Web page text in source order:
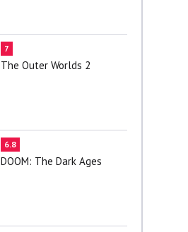
7
The Outer Worlds 2
6.8
DOOM: The Dark Ages